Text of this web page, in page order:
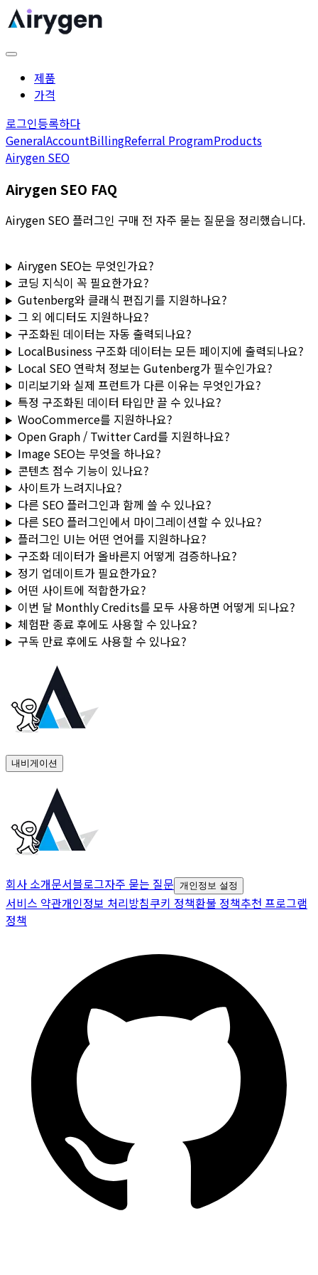
제품
가격
로그인등록하다
GeneralAccountBillingReferral ProgramProducts
Airygen SEO
Airygen SEO FAQ
Airygen SEO 플러그인 구매 전 자주 묻는 질문을 정리했습니다.
Airygen SEO는 무엇인가요?
코딩 지식이 꼭 필요한가요?
Gutenberg와 클래식 편집기를 지원하나요?
그 외 에디터도 지원하나요?
구조화된 데이터는 자동 출력되나요?
LocalBusiness 구조화 데이터는 모든 페이지에 출력되나요?
Local SEO 연락처 정보는 Gutenberg가 필수인가요?
미리보기와 실제 프런트가 다른 이유는 무엇인가요?
특정 구조화된 데이터 타입만 끌 수 있나요?
WooCommerce를 지원하나요?
Open Graph / Twitter Card를 지원하나요?
Image SEO는 무엇을 하나요?
콘텐츠 점수 기능이 있나요?
사이트가 느려지나요?
다른 SEO 플러그인과 함께 쓸 수 있나요?
다른 SEO 플러그인에서 마이그레이션할 수 있나요?
플러그인 UI는 어떤 언어를 지원하나요?
구조화 데이터가 올바른지 어떻게 검증하나요?
정기 업데이트가 필요한가요?
어떤 사이트에 적합한가요?
이번 달 Monthly Credits를 모두 사용하면 어떻게 되나요?
체험판 종료 후에도 사용할 수 있나요?
구독 만료 후에도 사용할 수 있나요?
내비게이션
회사 소개문서블로그자주 묻는 질문 개인정보 설정
서비스 약관개인정보 처리방침쿠키 정책환불 정책추천 프로그램
정책